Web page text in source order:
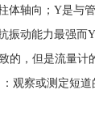
轴向；Y是与
振动能力最强而
的，但是流量计
观察或测定短